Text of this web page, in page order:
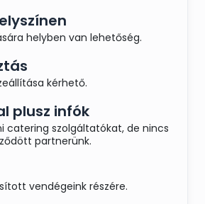
helyben van lehetőség.
kérhető.
plusz infók
catering szolgáltatókat, de nincs
partnerünk.
vendégeink részére.